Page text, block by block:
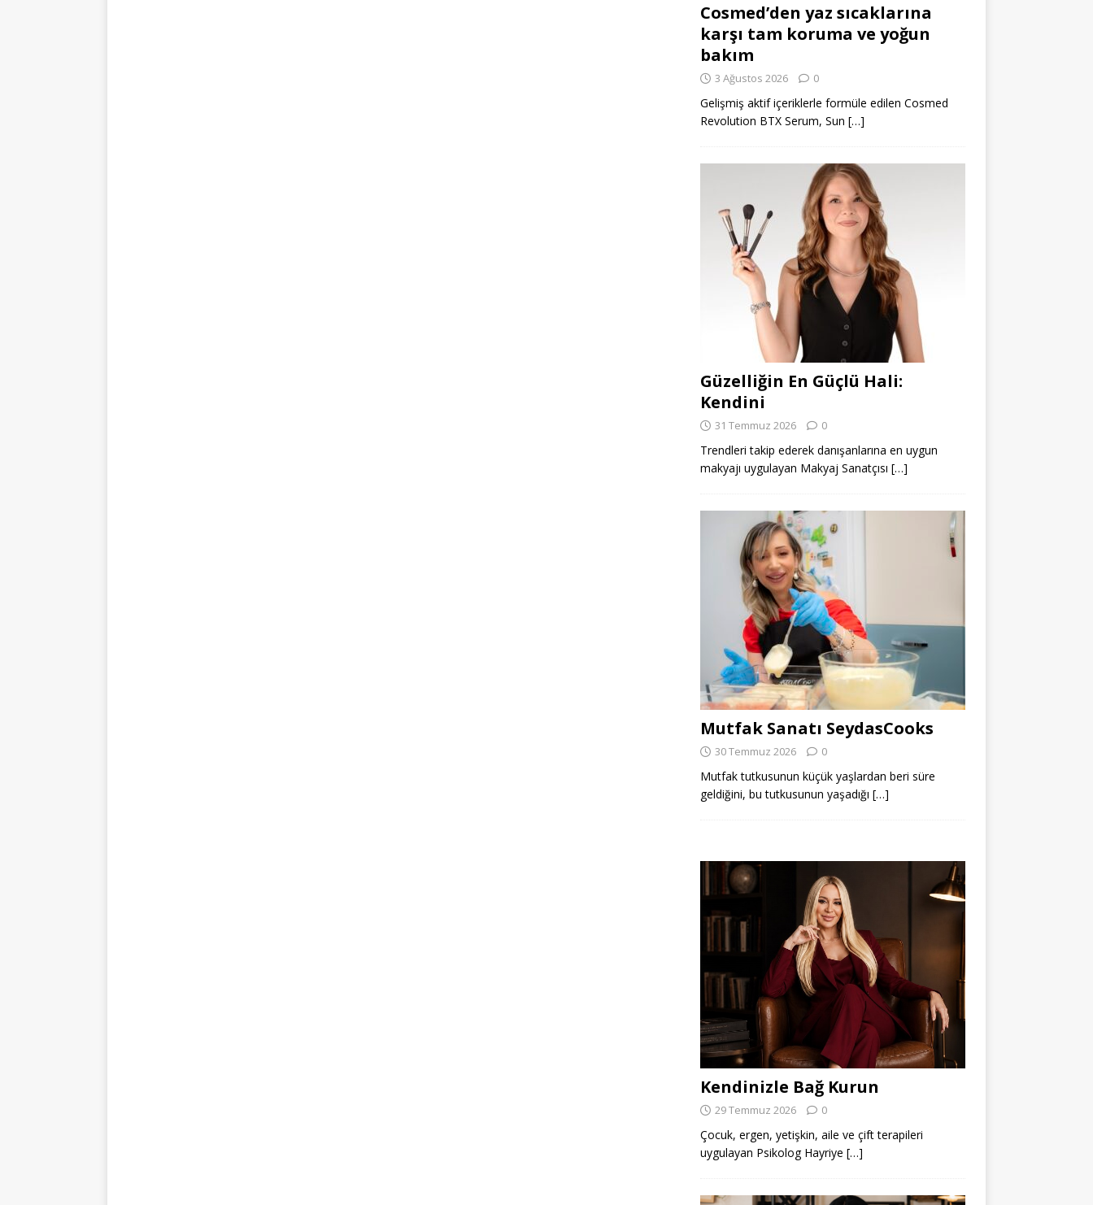
Cosmed’den yaz sıcaklarına
karşı tam koruma ve yoğun
bakım
3 Ağustos 2026 0
Gelişmiş aktif içeriklerle formüle edilen Cosmed
Revolution BTX Serum, Sun […]
Güzelliğin En Güçlü Hali:
Kendini
31 Temmuz 2026 0
Trendleri takip ederek danışanlarına en uygun
makyajı uygulayan Makyaj Sanatçısı […]
Mutfak Sanatı SeydasCooks
30 Temmuz 2026 0
Mutfak tutkusunun küçük yaşlardan beri süre
geldiğini, bu tutkusunun yaşadığı […]
Kendinizle Bağ Kurun
29 Temmuz 2026 0
Çocuk, ergen, yetişkin, aile ve çift terapileri
uygulayan Psikolog Hayriye […]